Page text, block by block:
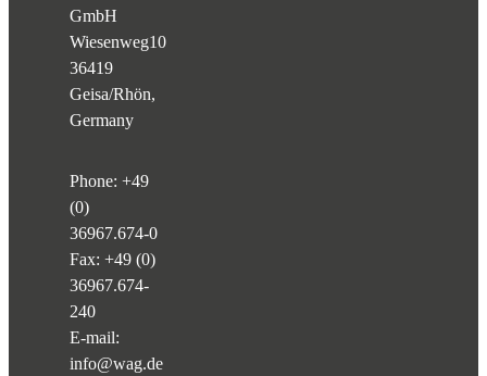
GmbH
Wiesenweg10
36419
Geisa/Rhön,
Germany
Phone: +49
(0)
36967.674-0
Fax: +49 (0)
36967.674-
240
E-mail:
info@wag.de